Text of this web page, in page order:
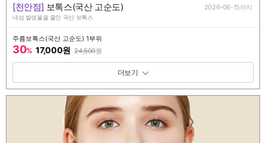
[천안점] 보톡스(국산 고순도) 2026-08-15까지
내성 발생율을 줄인 국산 보톡스
주름보톡스(국산 고순도) 1부위
30% 17,000원 24,500원
패키지 보기 토글